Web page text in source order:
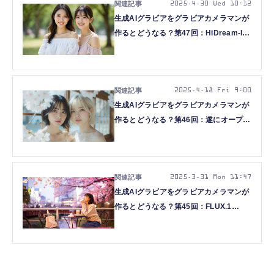
生成AIグラビアをグラビアカメラマンが
作るとどうなる？第47回：HiDream-I1-
2025.4.30 Wed 10:12
生成AIグラビアをグラビアカメラマンが
作るとどうなる？第46回：遂にオープン
2025.4.18 Fri 9:00
生成AIグラビアをグラビアカメラマンが
作るとどうなる？第45回：FLUX.1
2025.3.31 Mon 11:47